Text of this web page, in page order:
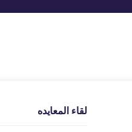
لقاء المعايده